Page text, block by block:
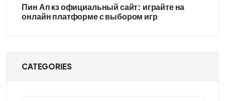
Пин Ап кз официальный сайт: играйте на
онлайн платформе с выбором игр
CATEGORIES